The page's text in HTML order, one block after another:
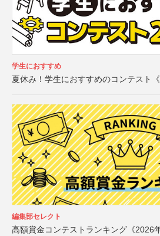
学生におすすめ
夏休み！学生におすすめのコンテスト
編集部セレクト
高額賞金コンテストランキング《2026年